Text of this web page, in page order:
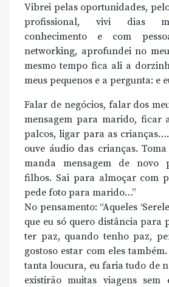
Vibrei pelas oportunidades,
profissional, vivi dias
conhecimento e com
networking, aprofundei no
mesmo tempo fica ali a
meus pequenos e a pergunta: e
Falar de negócios, falar dos
mensagem para marido, ficar
palcos, ligar para as
ouve áudio das crianças.
manda mensagem de novo
filhos. Sai para almoçar com
pede foto para marido…”
No pensamento: “Aqueles
que eu só quero distância para
ter paz, quando tenho paz,
gostoso estar com eles
tanta loucura, eu faria tudo de
existirão muitas viagens